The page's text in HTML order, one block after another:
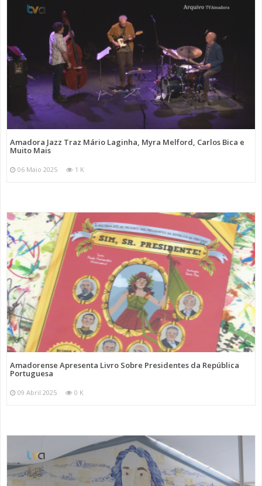
Amadora Jazz Traz Mário Laginha, Myra Melford, Carlos Bica e
Muito Mais
06 Maio 2025 1 K
Amadorense Apresenta Livro Sobre Presidentes da República
Portuguesa
09 Abril 2025 0 K